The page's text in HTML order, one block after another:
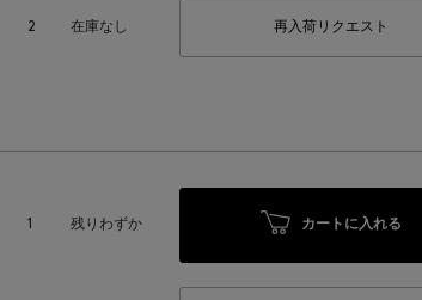
2 在庫なし 再入荷リクエスト
残りわずか カートに入れる